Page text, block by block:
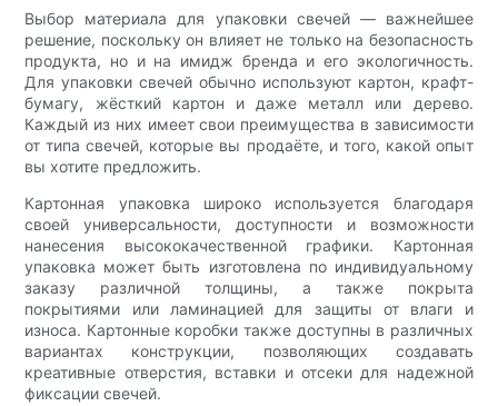
Выбор материала для упаковки свечей — важнейшее
решение, поскольку он влияет не только на безопасность
продукта, но и на имидж бренда и его экологичность.
Для упаковки свечей обычно используют картон, крафт-
бумагу, жёсткий картон и даже металл или дерево.
Каждый из них имеет свои преимущества в зависимости
от типа свечей, которые вы продаёте, и того, какой опыт
вы хотите предложить.
Картонная упаковка широко используется благодаря
своей универсальности, доступности и возможности
нанесения высококачественной графики. Картонная
упаковка может быть изготовлена ​​по индивидуальному
заказу различной толщины, а также покрыта
покрытиями или ламинацией для защиты от влаги и
износа. Картонные коробки также доступны в различных
вариантах конструкции, позволяющих создавать
креативные отверстия, вставки и отсеки для надежной
фиксации свечей.